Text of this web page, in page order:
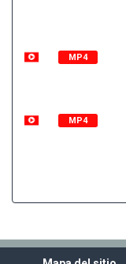
MP4
MP4